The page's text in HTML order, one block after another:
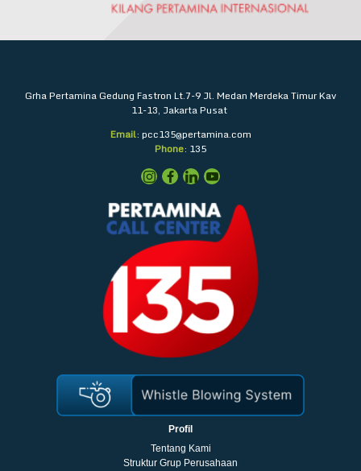
Grha PertaminaGedung Fastron Lt.7-9 Jl. Medan Merdeka Timur Kav
11-13, Jakarta Pusat
Email: pcc135@pertamina.com
Phone: 135
Profil
Tentang Kami
Struktur Grup Perusahaan